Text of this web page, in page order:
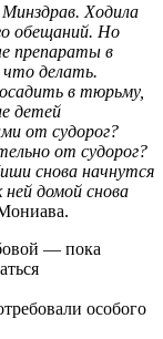
Ходила
обещаний. Но
препараты в
делать.
в тюрьму,
детей
от судорог?
от судорог?
снова начнутся
домой снова
— пока
особого